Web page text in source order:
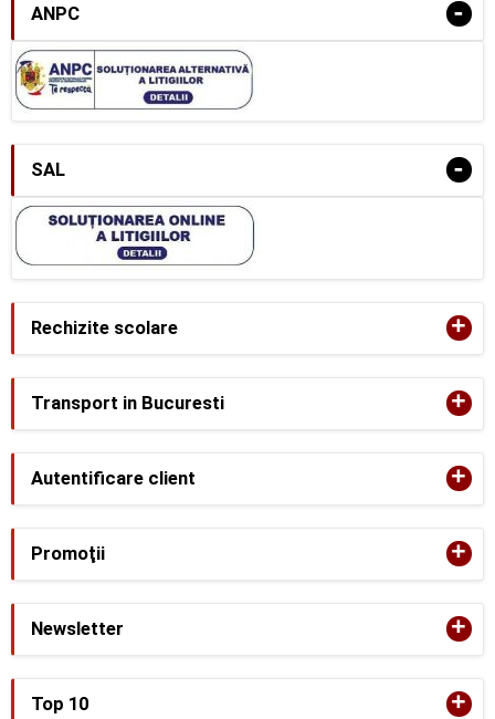
ANPC -
SAL -
Rechizite scolare +
Transport in Bucuresti +
Autentificare client +
Promoţii +
Newsletter +
Top 10 +